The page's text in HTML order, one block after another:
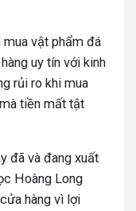
mua vật phẩm đá
uy tín với kinh
rủi ro khi mua
tiền mất tật
đã và đang xuất
Hoàng Long
hàng vì lợi